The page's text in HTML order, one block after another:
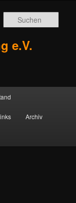
e.V.
Archiv